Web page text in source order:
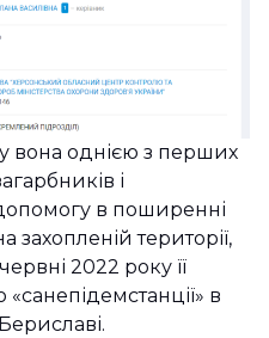
вона однією з перших
і
в поширенні
території,
2022 року її
в